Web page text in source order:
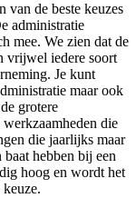
van de beste keuzes
administratie
mee. We zien dat de
vrijwel iedere soort
Je kunt
maar ook
grotere
die
die jaarlijks maar
hebben bij een
hoog en wordt het